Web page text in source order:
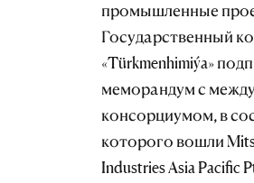
промышленные
Государственный
«Türkmenhimiýa»
меморандум с
консорциумом, в
которого вошли
Industries Asia Pacific